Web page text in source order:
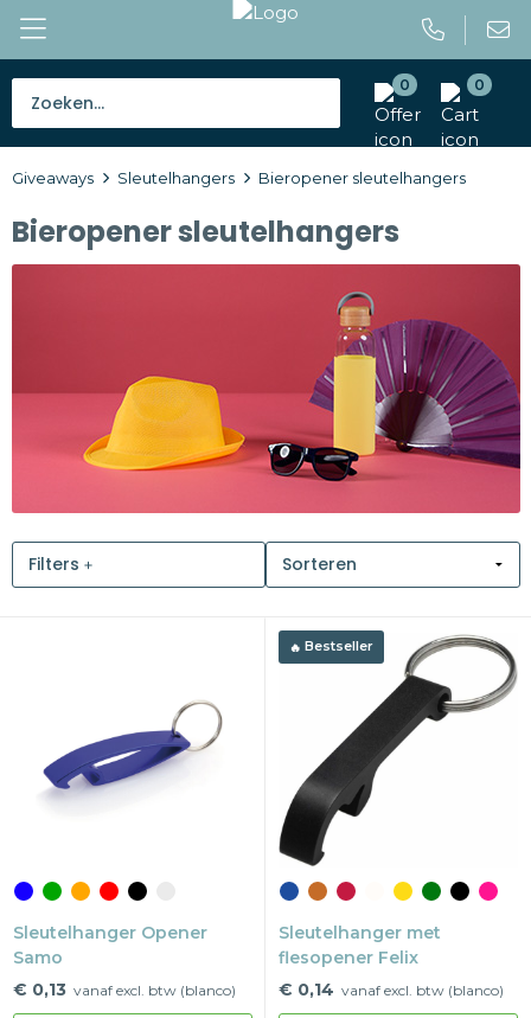
0 0
Tassen
Caps en mutsen
Paraplu's
Outdoor en vrije tijd
Snoepgoed
Kantoorartikelen
Gadgets
Thema
Merken
Giveaways Sleutelhangers Bieropener sleutelhangers
Bieropener sleutelhangers
Filters
Sleutelhanger Opener
Samo
€ 0,13 vanaf excl. btw (blanco)
Bestseller
Sleutelhanger met
flesopener Felix
€ 0,14 vanaf excl. btw (blanco)